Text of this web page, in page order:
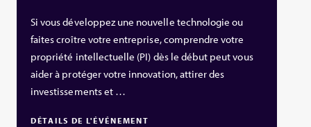
Si vous développez une nouvelle technologie ou
faites croître votre entreprise, comprendre votre
propriété intellectuelle (PI) dès le début peut vous
aider à protéger votre innovation, attirer des
investissements et …
DÉTAILS DE L'ÉVÉNEMENT